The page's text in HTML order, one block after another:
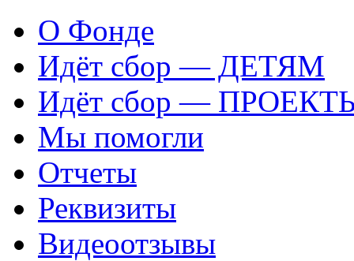
О Фонде
Идёт сбор — ДЕТЯМ
Идёт сбор —
Мы помогли
Отчеты
Реквизиты
Видеоотзывы